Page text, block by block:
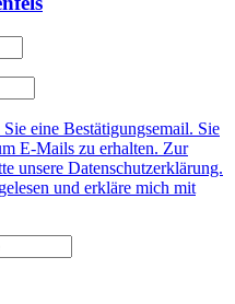
eine Bestätigungsemail. Sie
E-Mails zu erhalten. Zur
unsere Datenschutzerklärung.
und erkläre mich mit